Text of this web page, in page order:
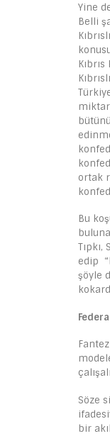
Yine
Belli
ortak
Bu
edip
şöyle
Söze
bir